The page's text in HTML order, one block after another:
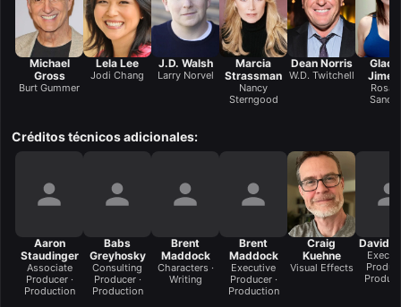
Michael
Gross
Burt Gummer
Lela Lee
Jodi Chang
J.D. Walsh
Larry Norvel
Marcia
Strassman
Nancy
Sterngood
Dean Norris
W.D. Twitchell
Créditos técnicos adicionales:
Aaron
Staudinger
Associate
Producer ·
Production
Babs
Greyhosky
Consulting
Producer ·
Production
Brent
Maddock
Characters ·
Writing
Brent
Maddock
Executive
Producer ·
Production
Craig
Kuehne
Visual Effects
David